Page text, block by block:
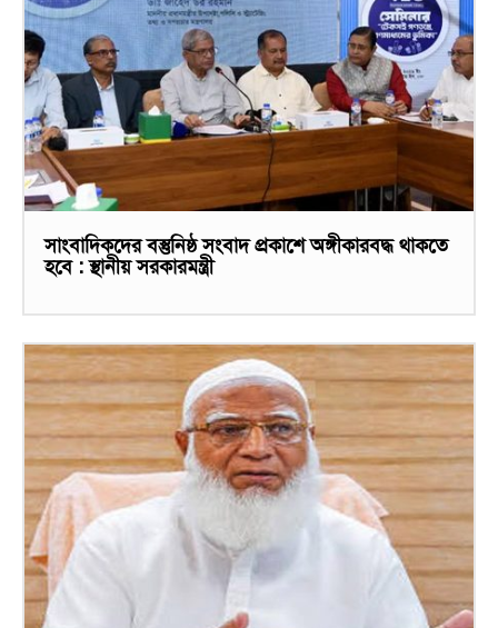
সাংবাদিকদের বস্তুনিষ্ঠ সংবাদ প্রকাশে অঙ্গীকারবদ্ধ থাকতে
হবে : স্থানীয় সরকারমন্ত্রী